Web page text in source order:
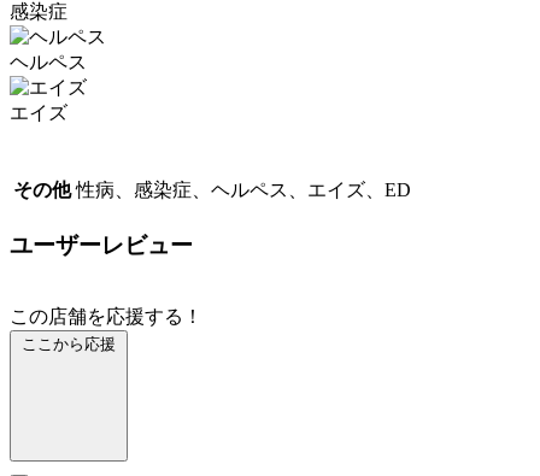
感染症
ヘルペス
エイズ
その他 性病、感染症、ヘルペス、エイズ、ED
ユーザーレビュー
この店舗を応援する！
ここから応援